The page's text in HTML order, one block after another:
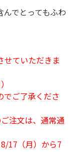
んでとってもふわ
せていただきま
でご了承くださ
注文は、通常通
17（月）から7